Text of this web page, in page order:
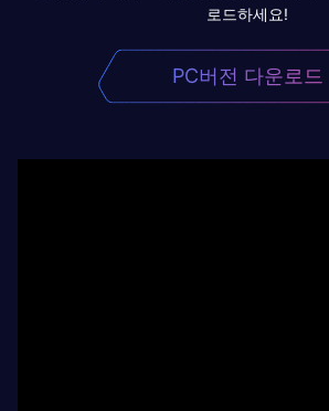
로드하세요!
PC버전 다운로드